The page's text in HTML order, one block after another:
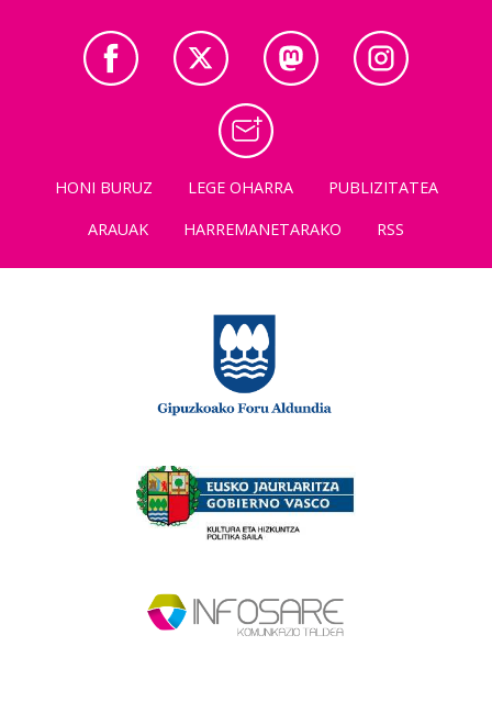
HONI BURUZ LEGE OHARRA
PUBLIZITATEA
ARAUAK
HARREMANETARAKO RSS